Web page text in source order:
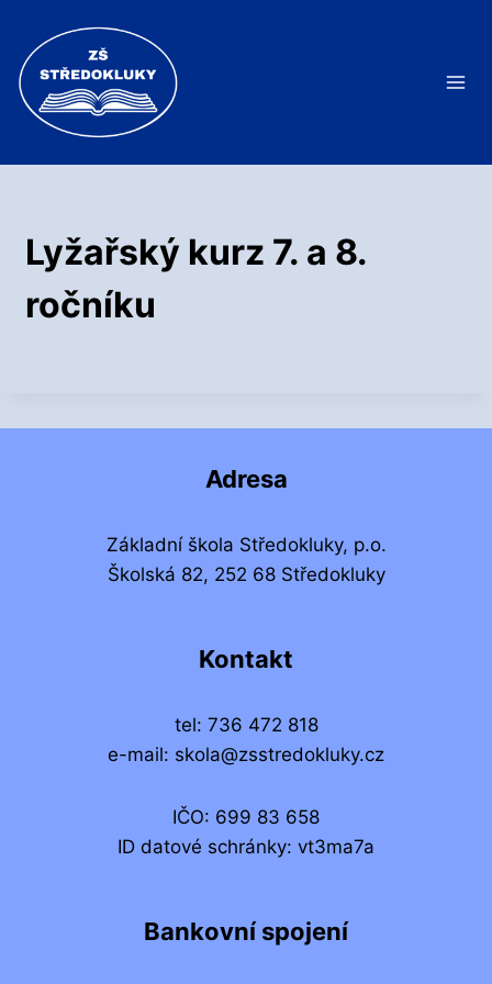
obsah
Lyžařský kurz 7. a 8.
ročníku
Adresa
Základní škola Středokluky, p.o.
Školská 82, 252 68 Středokluky
Kontakt
tel: 736 472 818
e-mail: skola@zsstredokluky.cz
IČO: 699 83 658
ID datové schránky: vt3ma7a
Bankovní spojení